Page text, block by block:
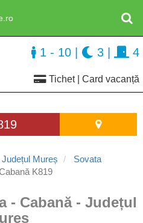
Mureș
Sovata
K819
- Cabană - Județul
Tichet | Card vacanță
1 - 10 3 4